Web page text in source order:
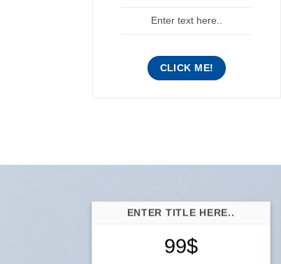
Enter text here..
CLICK ME!
ENTER TITLE HERE..
99$